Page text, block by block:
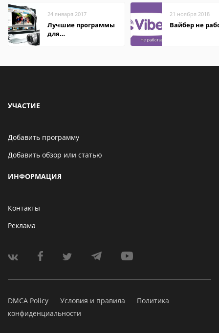
24 января 2017
Лучшие программы
для
21 ноября 2018
Вайбер не
УЧАСТИЕ
Добавить программу
Добавить обзор или статью
ИНФОРМАЦИЯ
Контакты
Реклама
DMCA Policy Условия и правила
Политика
конфиденциальности